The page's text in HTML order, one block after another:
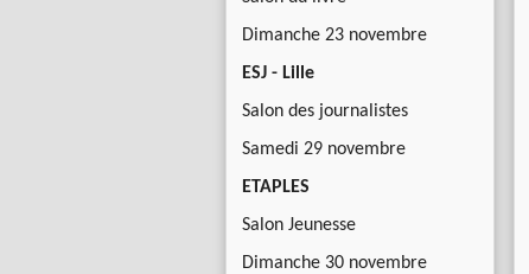
Dimanche 23 novembre
ESJ - Lille
Salon des journalistes
Samedi 29 novembre
ETAPLES
Salon Jeunesse
Dimanche 30 novembre